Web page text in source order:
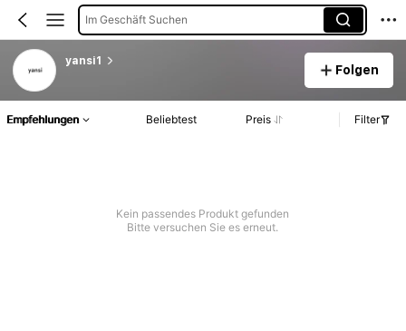
Im Geschäft Suchen
yansi1
Folgen
Empfehlungen Beliebtest Preis Filter
Kein passendes Produkt gefunden
Bitte versuchen Sie es erneut.